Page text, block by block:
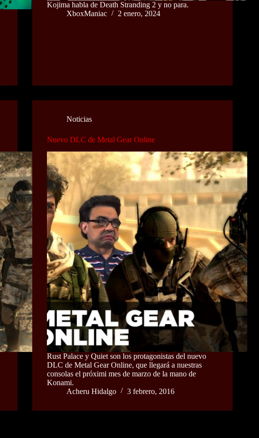
Kojima habla de Death Stranding 2 y no para.
XboxManiac
2 enero, 2024
Noticias
Nuevo DLC de Metal Gear Online
Rust Palace y Quiet son los protagonistas del nuevo
DLC de Metal Gear Online, que llegará a nuestras
consolas el próximi mes de marzo de la mano de
Konami.
Acheru Hidalgo
3 febrero, 2016